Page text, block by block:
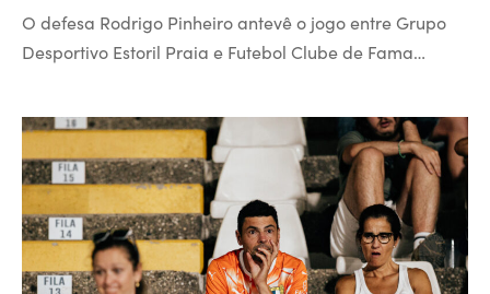
O defesa Rodrigo Pinheiro antevê o jogo entre Grupo
Desportivo Estoril Praia e Futebol Clube de Fama…